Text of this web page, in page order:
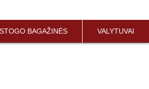
STOGO BAGAŽINĖS VALYTUVAI